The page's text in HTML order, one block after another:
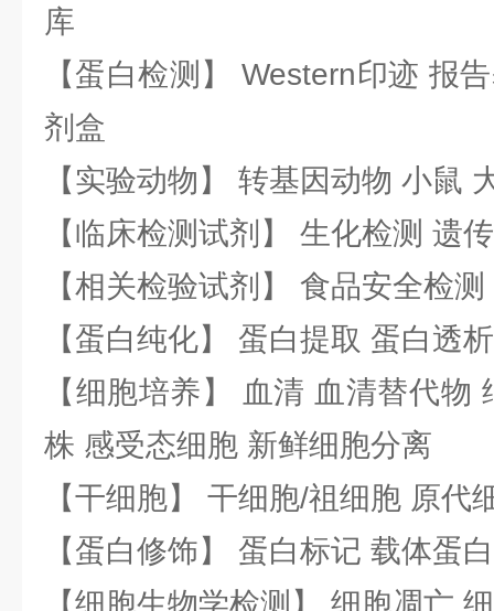
库
【蛋白检测】 Western印迹 报
剂盒
【实验动物】 转基因动物 小鼠
【临床检测试剂】 生化检测 遗
【相关检验试剂】 食品安全检
【蛋白纯化】 蛋白提取 蛋白透
【细胞培养】 血清 血清替代物
株 感受态细胞 新鲜细胞分离
【干细胞】 干细胞/祖细胞 原代
【蛋白修饰】 蛋白标记 载体蛋
【细胞生物学检测】 细胞凋亡